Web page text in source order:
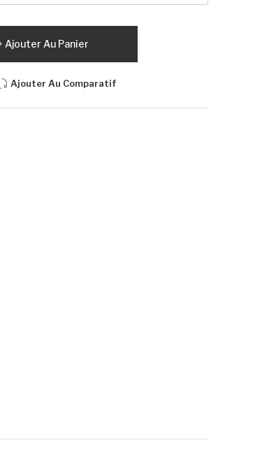
Ajouter Au Panier
Ajouter Au Comparatif